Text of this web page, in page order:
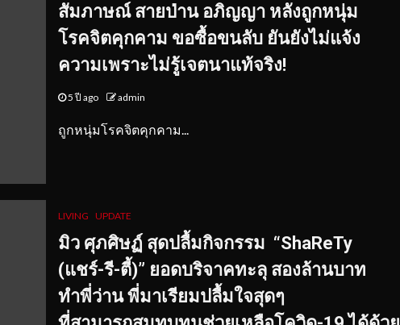
สัมภาษณ์ สายป่าน อภิญญา หลังถูกหนุ่ม
โรคจิตคุกคาม ขอซื้อขนลับ ยันยังไม่แจ้ง
ความเพราะไม่รู้เจตนาแท้จริง!
5 ปี ago admin
ถูกหนุ่มโรคจิตคุกคาม...
LIVING UPDATE
มิว ศุภศิษฏ์ สุดปลื้มกิจกรรม “ShaReTy
(แชร์-รี-ตี้)” ยอดบริจาคทะลุ สองล้านบาท
ทำพี่ว่าน พี่มาเรียมปลื้มใจสุดๆ